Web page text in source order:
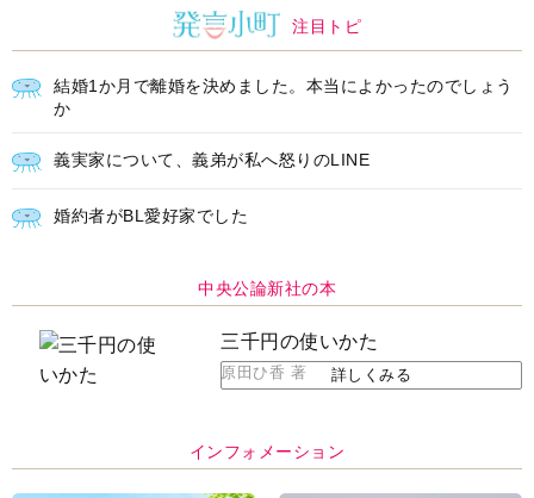
注目トピ
結婚1か月で離婚を決めました。本当によかったのでしょう
か
義実家について、義弟が私へ怒りのLINE
婚約者がBL愛好家でした
中央公論新社の本
三千円の使いかた
原田ひ香 著 詳しくみる
インフォメーション